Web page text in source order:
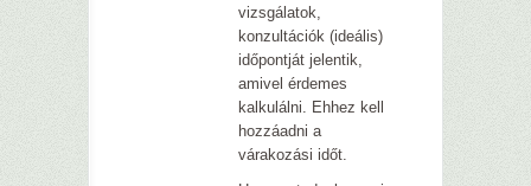
vizsgálatok,
konzultációk (ideális)
időpontját jelentik,
amivel érdemes
kalkulálni. Ehhez kell
hozzáadni a
várakozási időt.